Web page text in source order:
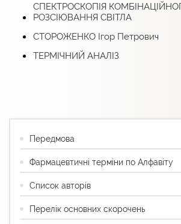
СПЕКТРОСКОПІЯ
РОЗСІЮВАННЯ СВІТЛА
СТОРОЖЕНКО Ігор Петрович
ТЕРМІЧНИЙ АНАЛІЗ
Передмова
Фармацевтичні терміни по Алфавіту
Список авторів
Перелік основних скорочень